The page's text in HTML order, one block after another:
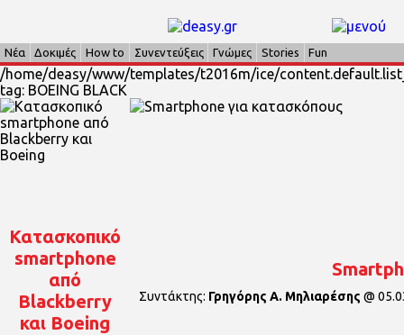
Νέα Δοκιμές How to Συνεντεύξεις Γνώμες Stories Fun
/home/deasy/www/templates/t2016m/ice/
tag: BOEING BLACK
Κατασκοπικό
smartphone
από
Blackberry
και Boeing
Συντάκτης: Γρηγόρης Α. Μηλιαρέσης @